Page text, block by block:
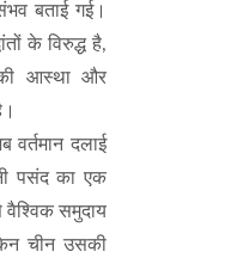
बताई गई।
के विरुद्ध है,
की आस्था और
वर्तमान दलाई
पसंद का एक
वैश्विक समुदाय
चीन उसकी